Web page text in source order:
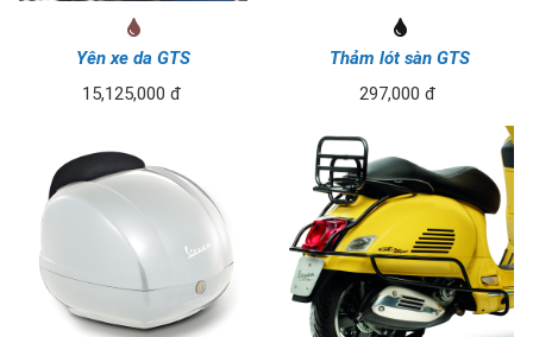
Yên xe da GTS
15,125,000 đ
Thảm lót sàn GTS
297,000 đ